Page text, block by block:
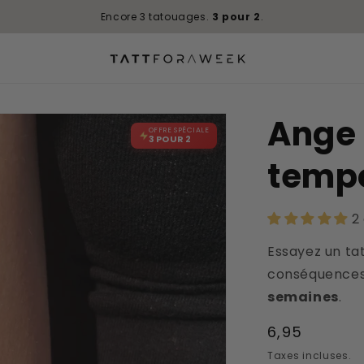
Trustscore4.9 / 5 |450+avis
OFFRE SPÉCIALE
3 POUR 2
2
Essayez un
semaines.
Prix
habituel
6,95
Taxes incluses.